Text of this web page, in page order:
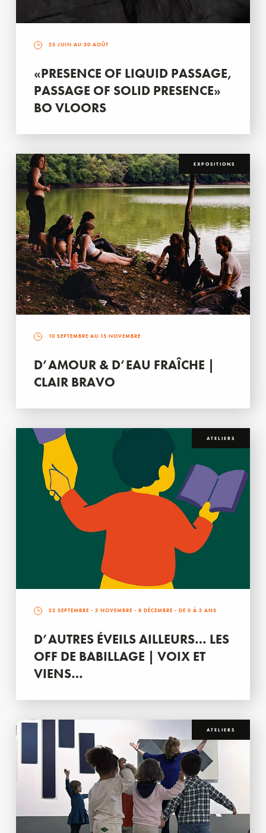
25 JUIN AU 30 AOÛT
«PRESENCE OF LIQUID PASSAGE,
PASSAGE OF SOLID PRESENCE»
BO VLOORS
EXPOSITIONS
10 SEPTEMBRE AU 15 NOVEMBRE
D’AMOUR & D’EAU FRAÎCHE |
CLAIR BRAVO
ATELIERS
22 SEPTEMBRE - 3 NOVEMBRE - 8 DÉCEMBRE - DE 0 À 3 ANS
D’AUTRES ÉVEILS AILLEURS… LES
OFF DE BABILLAGE | VOIX ET
VIENS…
ATELIERS